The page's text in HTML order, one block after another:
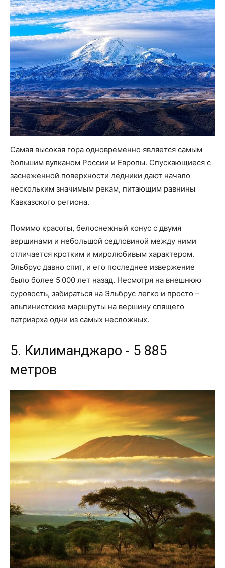
Самая высокая гора одновременно является самым
большим вулканом России и Европы. Спускающиеся с
заснеженной поверхности ледники дают начало
нескольким значимым рекам, питающим равнины
Кавказского региона.
Помимо красоты, белоснежный конус с двумя
вершинами и небольшой седловиной между ними
отличается кротким и миролюбивым характером.
Эльбрус давно спит, и его последнее извержение
было более 5 000 лет назад. Несмотря на внешнюю
суровость, забираться на Эльбрус легко и просто –
альпинистские маршруты на вершину спящего
патриарха одни из самых несложных.
5. Килиманджаро - 5 885
метров